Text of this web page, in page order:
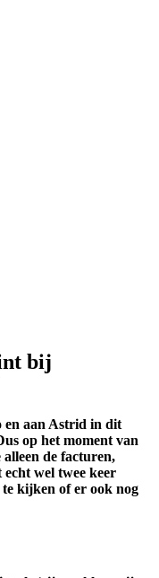
bij
en aan Astrid in dit
op het moment van
de facturen,
wel twee keer
te kijken of er ook nog